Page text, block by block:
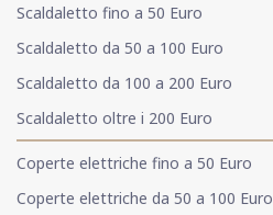
Scaldaletto fino a 50 Euro
Scaldaletto da 50 a 100 Euro
Scaldaletto da 100 a 200 Euro
Scaldaletto oltre i 200 Euro
Coperte elettriche fino a 50 Euro
Coperte elettriche da 50 a 100 Euro